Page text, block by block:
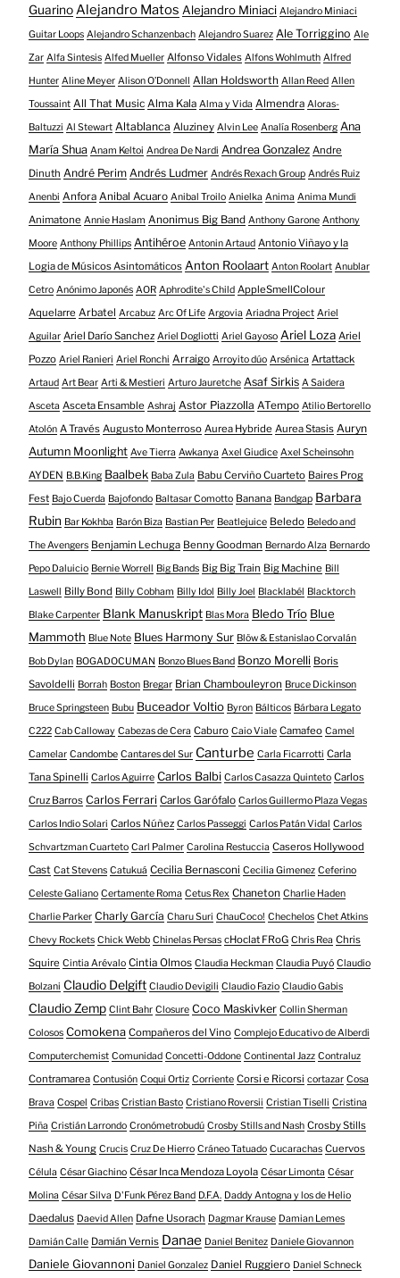
Guarino Alejandro Matos Alejandro Miniaci Alejandro Miniaci
Guitar Loops Alejandro Schanzenbach Alejandro Suarez Ale Torriggino Ale
Zar Alfa Sintesis Alfed Mueller Alfonso Vidales Alfons Wohlmuth Alfred
Hunter Aline Meyer Alison O​’​Donnell Allan Holdsworth Allan Reed Allen
Toussaint All That Music Alma Kala Alma y Vida Almendra Aloras-
Baltuzzi Al Stewart Altablanca Aluziney Alvin Lee Analía Rosenberg Ana
María Shua Anam Keltoi Andrea De Nardi Andrea Gonzalez Andre
Dinuth André Perim Andrés Ludmer Andrés Rexach Group Andrés Ruiz
Anenbi Anfora Anibal Acuaro Anibal Troilo Anielka Anima Anima Mundi
Animatone Annie Haslam Anonimus Big Band Anthony Garone Anthony
Moore Anthony Phillips Antihéroe Antonin Artaud Antonio Viñayo y la
Logia de Músicos Asintomáticos Anton Roolaart Anton Roolart Anublar
Cetro Anónimo Japonés AOR Aphrodite's Child AppleSmellColour
Aquelarre Arbatel Arcabuz Arc Of Life Argovia Ariadna Project Ariel
Aguilar Ariel Darío Sanchez Ariel Dogliotti Ariel Gayoso Ariel Loza Ariel
Pozzo Ariel Ranieri Ariel Ronchi Arraigo Arroyito dúo Arsénica Artattack
Artaud Art Bear Arti & Mestieri Arturo Jauretche Asaf Sirkis A Saidera
Asceta Asceta Ensamble Ashraj Astor Piazzolla ATempo Atilio Bertorello
Atolón A Través Augusto Monterroso Aurea Hybride Aurea Stasis Auryn
Autumn Moonlight Ave Tierra Awkanya Axel Giudice Axel Scheinsohn
AYDEN B.B.King Baalbek Baba Zula Babu Cerviño Cuarteto Baires Prog
Fest Bajo Cuerda Bajofondo Baltasar Comotto Banana Bandgap Barbara
Rubin Bar Kokhba Barón Biza Bastian Per Beatlejuice Beledo Beledo and
The Avengers Benjamin Lechuga Benny Goodman Bernardo Alza Bernardo
Pepo Daluicio Bernie Worrell Big Bands Big Big Train Big Machine Bill
Laswell Billy Bond Billy Cobham Billy Idol Billy Joel Blacklabél Blacktorch
Blake Carpenter Blank Manuskript Blas Mora Bledo Trío Blue
Mammoth Blue Note Blues Harmony Sur Blöw & Estanislao Corvalán
Bob Dylan BOGADOCUMAN Bonzo Blues Band Bonzo Morelli Boris
Savoldelli Borrah Boston Bregar Brian Chambouleyron Bruce Dickinson
Bruce Springsteen Bubu Buceador Voltio Byron Bálticos Bárbara Legato
C222 Cab Calloway Cabezas de Cera Caburo Caio Viale Camafeo Camel
Camelar Candombe Cantares del Sur Canturbe Carla Ficarrotti Carla
Tana Spinelli Carlos Aguirre Carlos Balbi Carlos Casazza Quinteto Carlos
Cruz Barros Carlos Ferrari Carlos Garófalo Carlos Guillermo Plaza Vegas
Carlos Indio Solari Carlos Núñez Carlos Passeggi Carlos Patán Vidal Carlos
Schvartzman Cuarteto Carl Palmer Carolina Restuccia Caseros Hollywood
Cast Cat Stevens Catukuá Cecilia Bernasconi Cecilia Gimenez Ceferino
Celeste Galiano Certamente Roma Cetus Rex Chaneton Charlie Haden
Charlie Parker Charly García Charu Suri ChauCoco! Chechelos Chet Atkins
Chevy Rockets Chick Webb Chinelas Persas cHoclat FRoG Chris Rea Chris
Squire Cintia Arévalo Cintia Olmos Claudia Heckman Claudia Puyó Claudio
Bolzani Claudio Delgift Claudio Devigili Claudio Fazio Claudio Gabis
Claudio Zemp Clint Bahr Closure Coco Maskivker Collin Sherman
Colosos Comokena Compañeros del Vino Complejo Educativo de Alberdi
Computerchemist Comunidad Concetti-Oddone Continental Jazz Contraluz
Contramarea Contusión Coqui Ortiz Corriente Corsi e Ricorsi cortazar Cosa
Brava Cospel Cribas Cristian Basto Cristiano Roversii Cristian Tiselli Cristina
Piña Cristián Larrondo Cronómetrobudú Crosby Stills and Nash Crosby Stills
Nash & Young Crucis Cruz De Hierro Cráneo Tatuado Cucarachas Cuervos
Célula César Giachino César Inca Mendoza Loyola César Limonta César
Molina César Silva D'Funk Pérez Band D.F.A. Daddy Antogna y los de Helio
Daedalus Daevid Allen Dafne Usorach Dagmar Krause Damian Lemes
Damián Calle Damián Vernis Danae Daniel Benitez Daniele Giovannon
Daniele Giovannoni Daniel Gonzalez Daniel Ruggiero Daniel Schneck